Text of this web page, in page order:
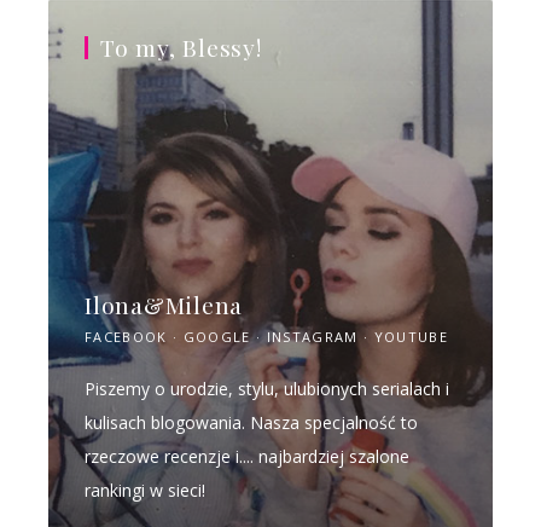
To my, Blessy!
Ilona&Milena
FACEBOOK GOOGLE INSTAGRAM YOUTUBE
Piszemy o urodzie, stylu, ulubionych serialach i
kulisach blogowania. Nasza specjalność to
rzeczowe recenzje i.... najbardziej szalone
rankingi w sieci!